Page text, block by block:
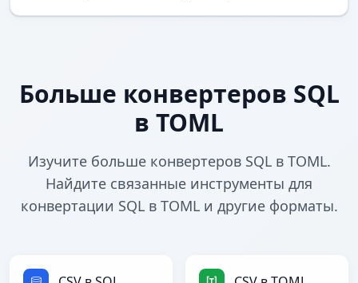
Больше конвертеров SQL
в TOML
Изучите больше конвертеров SQL в TOML.
Найдите связанные инструменты для
конвертации SQL в TOML и другие форматы.